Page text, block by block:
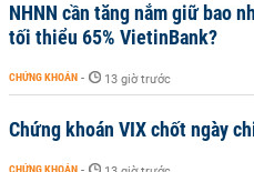
NHNN cần tăng nắm giữ bao
tối thiểu 65% VietinBank?
CHỨNG KHOÁN - 13 giờ trước
Chứng khoán VIX chốt ngày
CHỨNG KHOÁN